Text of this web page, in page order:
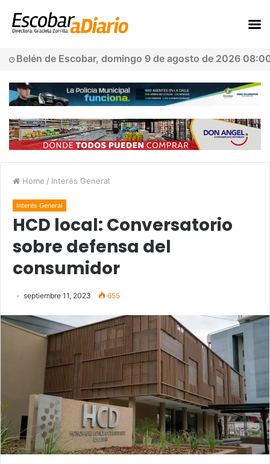
Belén de Escobar, domingo 9 de agosto de 2026
Home / Interés General
Interés General
HCD local: Conversatorio
sobre defensa del
consumidor
septiembre 11, 2023 655